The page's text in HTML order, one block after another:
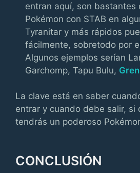
entran aquí, son bastantes
Pokémon con STAB en
Tyranitar y más rápidos
fácilmente, sobretodo por
Algunos ejemplos serían
Garchomp, Tapu Bulu,
La clave está en saber
entrar y cuando debe salir, si
tendrás un poderoso
CONCLUSIÓN